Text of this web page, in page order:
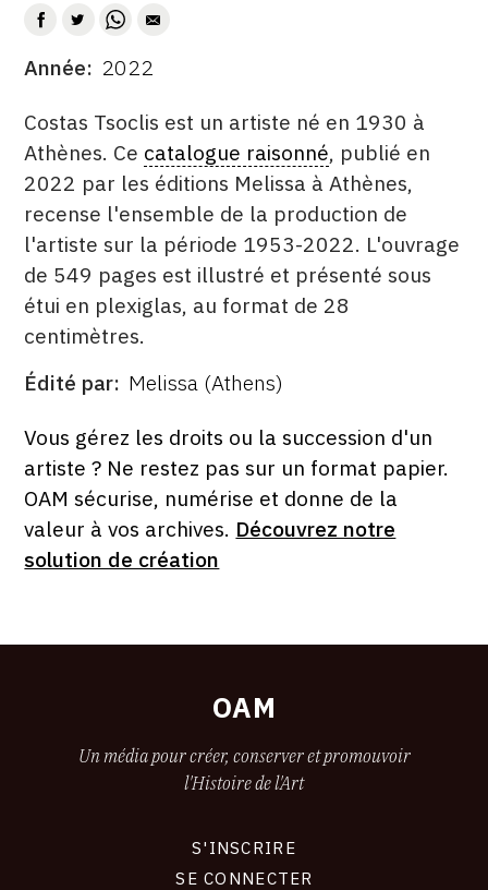
CGV
SUIVEZ-NOUS
FACEBOOK
PINTEREST
DATE
Année 2022
DESCRITPTION
Costas Tsoclis est un artiste né en 1930 à
Athènes. Ce catalogue raisonné, publié en
2022 par les éditions Melissa à Athènes,
recense l'ensemble de la production de
l'artiste sur la période 1953-2022. L'ouvrage
de 549 pages est illustré et présenté sous
étui en plexiglas, au format de 28
centimètres.
ÉDITÉ
Édité par Melissa (Athens)
FORMAT
ÉTAT
Vous gérez les droits ou la succession d'un
artiste ? Ne restez pas sur un format papier.
OAM sécurise, numérise et donne de la
valeur à vos archives. Découvrez notre
solution de création
OAM
Un média pour créer, conserver et promouvoir
l'Histoire de l'Art
S'INSCRIRE
SE CONNECTER